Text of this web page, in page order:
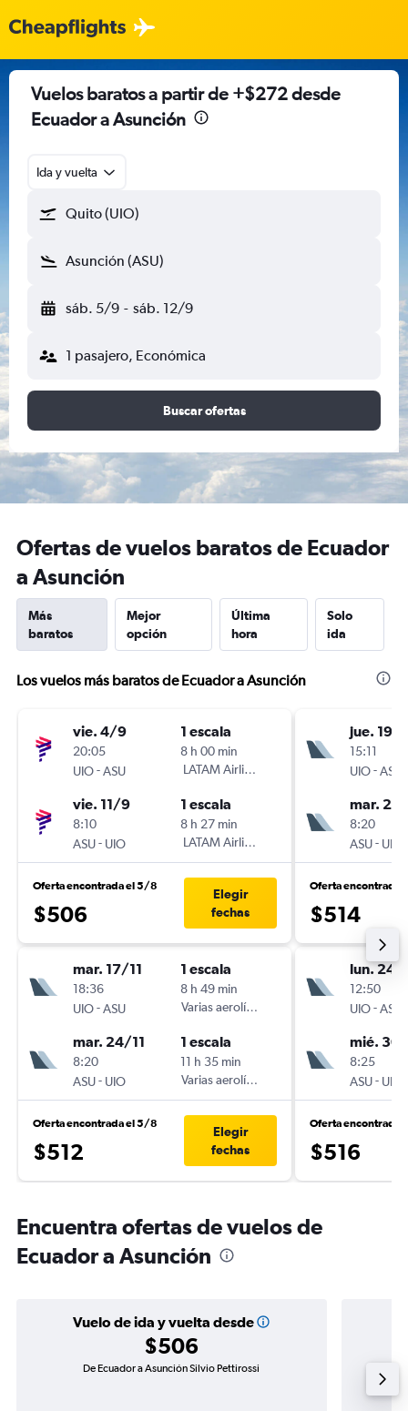
Vuelos baratos a partir de +$272 desde
Ecuador a Asunción
Ida y vuelta
Quito (UIO)
Asunción (ASU)
sáb. 5/9 - sáb. 12/9
1 pasajero, Económica
Buscar ofertas
Ofertas de vuelos baratos de Ecuador
a Asunción
Más
baratos
Mejor
opción
Última
hora
Solo
ida
Los vuelos más baratos de Ecuador a Asunción
vie. 4/9
20:05
UIO-ASU
1 escala
8 h 00 min
LATAM Airlines
vie. 11/9
8:10
ASU- UIO
1 escala
8 h 27 min
LATAM Airlines
Oferta encontrada el 5/8
$506
Elegir
fechas
mar. 17/11
18:36
UIO-ASU
1 escala
8 h 49 min
Varias aerolíneas
mar. 24/11
8:20
ASU- UIO
1 escala
11 h 35 min
Varias aerolíneas
Oferta encontrada el 5/8
$512
Elegir
fechas
jue. 19/
15:11
UIO-ASU
mar. 24/
8:20
ASU- UIO
Oferta encontrada
$514
lun. 24/
12:50
UIO-ASU
mié.
8:25
ASU- UIO
Oferta encontrada
$516
Encuentra ofertas de vuelos de
Ecuador a Asunción
Vuelo de ida y vuelta desde
$506
De Ecuador a Asunción Silvio Pettirossi